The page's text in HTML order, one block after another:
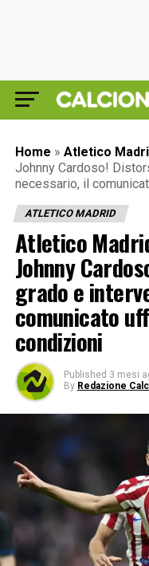
Home » Atletico
Johnny Cardoso!
necessario, il
ATLETICO MADRID
Atletico
Johnny
grado e
comunicato
condizioni
Published 3 mesi
By Redazione